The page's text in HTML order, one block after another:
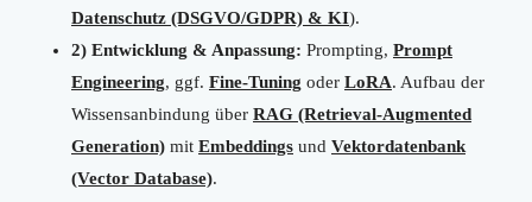
Datenschutz (DSGVO/GDPR) & KI).
2) Entwicklung & Anpassung: Prompting, Prompt
Engineering, ggf. Fine-Tuning oder LoRA. Aufbau der
Wissensanbindung über RAG (Retrieval-Augmented
Generation) mit Embeddings und Vektordatenbank
(Vector Database).